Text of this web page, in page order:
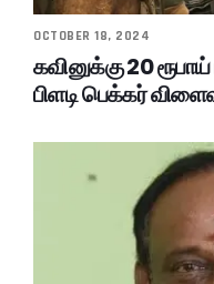
OCTOBER 18, 2024
கவினுக்கு 20
பிளடி பெக்கர்